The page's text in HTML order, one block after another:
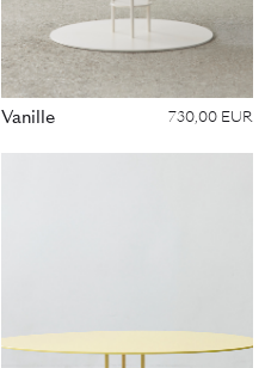
Vanille 730,00 EUR